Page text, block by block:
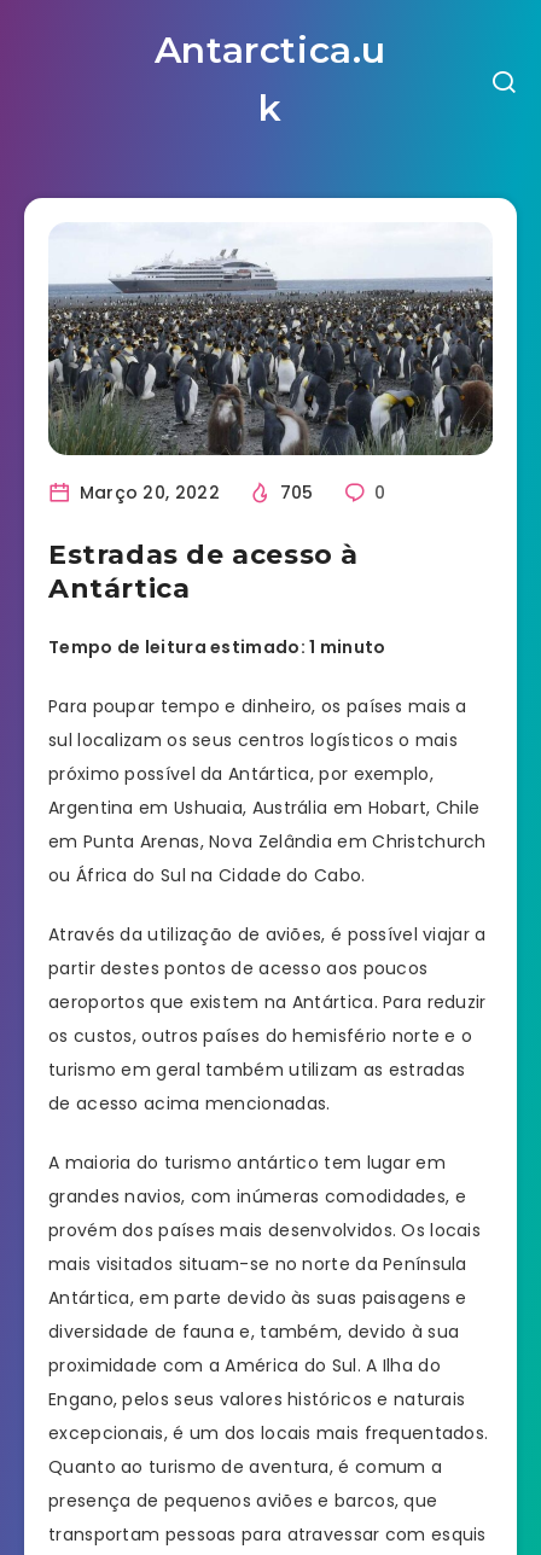
Antarctica.u
k
Março 20, 2022 705 0
Estradas de acesso à
Antártica
Tempo de leitura estimado: 1 minuto
Para poupar tempo e dinheiro, os países mais a
sul localizam os seus centros logísticos o mais
próximo possível da Antártica, por exemplo,
Argentina em Ushuaia, Austrália em Hobart, Chile
em Punta Arenas, Nova Zelândia em Christchurch
ou África do Sul na Cidade do Cabo.
Através da utilização de aviões, é possível viajar a
partir destes pontos de acesso aos poucos
aeroportos que existem na Antártica. Para reduzir
os custos, outros países do hemisfério norte e o
turismo em geral também utilizam as estradas
de acesso acima mencionadas.
A maioria do turismo antártico tem lugar em
grandes navios, com inúmeras comodidades, e
provém dos países mais desenvolvidos. Os locais
mais visitados situam-se no norte da Península
Antártica, em parte devido às suas paisagens e
diversidade de fauna e, também, devido à sua
proximidade com a América do Sul. A Ilha do
Engano, pelos seus valores históricos e naturais
excepcionais, é um dos locais mais frequentados.
Quanto ao turismo de aventura, é comum a
presença de pequenos aviões e barcos, que
transportam pessoas para atravessar com esquis